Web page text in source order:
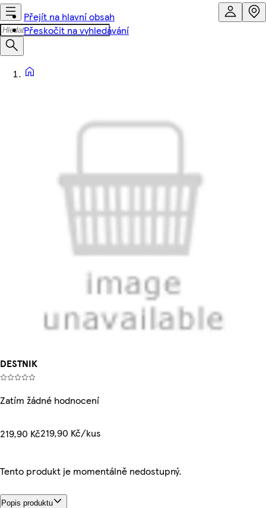
Přejít na hlavní obsah
Přeskočit na vyhledávání
DESTNIK
Zatím žádné hodnocení
219,90 Kč219,90 Kč/kus
Tento produkt je momentálně nedostupný.
Popis produktu